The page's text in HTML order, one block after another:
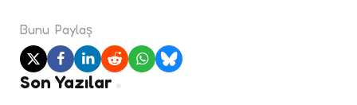
Bunu Paylaş
Son Yazılar